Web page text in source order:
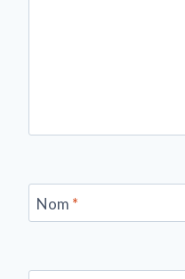
Nom *